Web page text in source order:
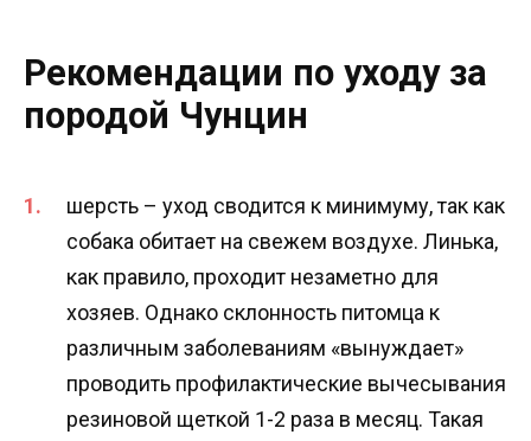
Рекомендации по уходу за
породой Чунцин
шерсть – уход сводится к минимуму, так как
собака обитает на свежем воздухе. Линька,
как правило, проходит незаметно для
хозяев. Однако склонность питомца к
различным заболеваниям «вынуждает»
проводить профилактические вычесывания
резиновой щеткой 1-2 раза в месяц. Такая